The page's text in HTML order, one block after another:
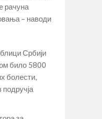
рачуна
– наводи
Србији
било 5800
болести,
подручја